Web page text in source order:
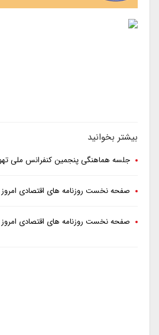
بیشتر بخوانید
جلسه هماهنگی پنجمین کنفرانس ملی
صفحه نخست روزنامه های اقتصادی امروز دوشنبه
صفحه نخست روزنامه های اقتصادی امروز دوشنبه